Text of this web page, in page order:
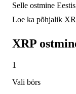
Selle ostmine
Loe ka põhjalik
XRP
1
Vali börs